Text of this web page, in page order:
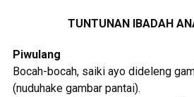
TUNTUNAN IBADAH
Piwulang
Bocah-bocah, saiki ayo dideleng
(nuduhake gambar pantai).